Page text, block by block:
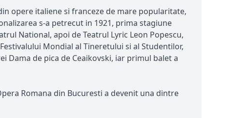
opere italiene si franceze de mare popularitate,
s-a petrecut in 1921, prima stagiune
National, apoi de Teatrul Lyric Leon Popescu,
Mondial al Tineretului si al Studentilor,
Dama de pica de Ceaikovski, iar primul balet a
Romana din Bucuresti a devenit una dintre